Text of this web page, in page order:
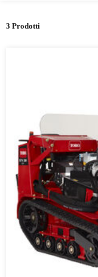
3 Prodotti